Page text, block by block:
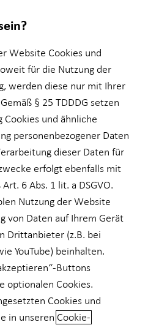
für die Horbach
des § 18 Abs. 2
Website Cookies und
für die Nutzung der
werden diese nur mit Ihrer
§ 25 TDDDG setzen
und ähnliche
personenbezogener Daten
dieser Daten für
erfolgt ebenfalls mit
6 Abs. 1 lit. a DSGVO.
Nutzung der Website
von Daten auf Ihrem Gerät
Drittanbieter (z.B. bei
YouTube) beinhalten.
Buttons
optionalen Cookies.
Cookies und
in unseren Cookie-